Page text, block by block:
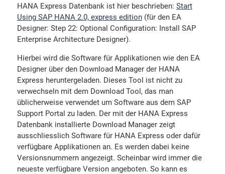
HANA Express Datenbank ist hier beschrieben: Start
Using SAP HANA 2.0, express edition(für den EA
Designer: Step 22: Optional Configuration: Install SAP
Enterprise Architecture Designer).
Hierbei wird die Software für Applikationen wie den EA
Designer über den Download Manager der HANA
Express heruntergeladen. Dieses Tool ist nicht zu
verwechseln mit dem Download Tool, das man
üblicherweise verwendet um Software aus dem SAP
Support Portal zu laden. Der mit der HANA Express
Datenbank installierte Download Manager zeigt
ausschliesslich Software für HANA Express oder dafür
verfügbare Applikationen an. Es werden dabei keine
Versionsnummern angezeigt. Scheinbar wird immer die
neueste verfügbare Version angeboten. So kann es